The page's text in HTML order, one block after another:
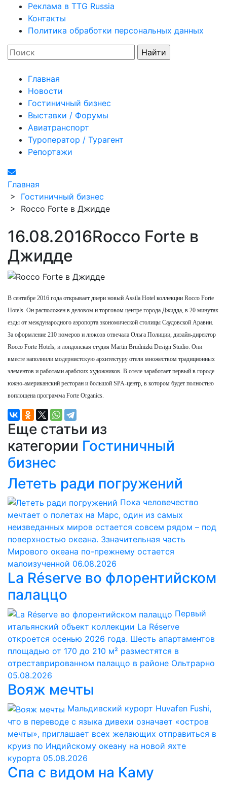
Реклама в TTG Russia
Контакты
Политика обработки персональных данных
Главная
Новости
Гостиничный бизнес
Выставки / Форумы
Авиатранспорт
Туроператор / Турагент
Репортажи
Главная
> Гостиничный бизнес
> Rocco Forte в Джидде
16.08.2016Rocco Forte в
Джидде
В сентябре 2016 года открывает двери новый Аssila Hotel коллекции Rocco Forte
Hotels. Он расположен в деловом и торговом центре города Джидда, в 20 минутах
езды от международного аэропорта экономической столицы Саудовской Аравии.
За оформление 210 номеров и люксов отвечала Ольга Полиции, дизайн-директор
Rocco Forte Hotels, и лондонская студия Martin Brudnizki Design Studio. Они
вместе наполнили модернистскую архитектуру отеля множеством традиционных
элементов и работами арабских художников. В отеле заработает первый в городе
южно-американский ресторан и большой SPA-центр, в котором будет полностью
воплощена программа Forte Organics.
Еще статьи из
категории Гостиничный
бизнес
Лететь ради погружений
Пока человечество
мечтает о полетах на Марс, один из самых
неизведанных миров остается совсем рядом – под
поверхностью океана. Ззначительная часть
Мирового океана по-прежнему остается
малоизученной 06.08.2026
La Réserve во флорентийском
палаццо
Первый
итальянский объект коллекции La Réserve
откроется осенью 2026 года. Шесть апартаментов
площадью от 170 до 210 м² разместятся в
отреставрированном палаццо в районе Ольтрарно
05.08.2026
Вояж мечты
Мальдивский курорт Huvafen Fushi,
что в переводе с языка дивехи означает «остров
мечты», приглашает всех желающих отправиться в
круиз по Индийскому океану на новой яхте
курорта 05.08.2026
Спа с видом на Каму